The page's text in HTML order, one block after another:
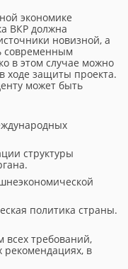
экономике
ВКР должна
новизной, а
современным
в этом случае можно
ходе защиты проекта.
может быть
структуры
политика страны.
всех требований,
рекомендациях, в